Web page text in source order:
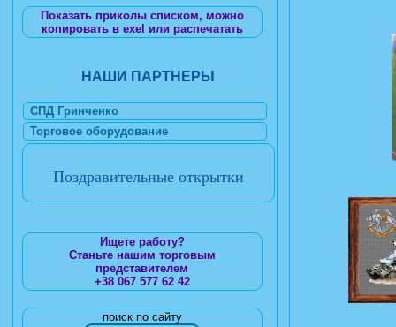
Показать приколы списком, можно
копировать в exel или распечатать
НАШИ ПАРТНЕРЫ
СПД Гринченко
Торговое оборудование
Поздравительные открытки
Ищете работу?
Станьте нашим торговым
представителем
+38 067 577 62 42
поиск по сайту